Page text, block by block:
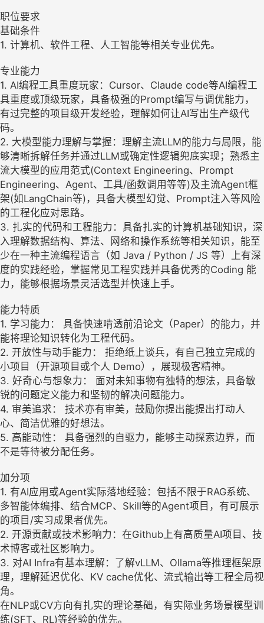
职位要求
基础条件
1. 计算机、软件工程、人工智能等相关专业优先。
专业能力
1. AI编程工具重度玩家：Cursor、Claude code等AI编程工
具重度或顶级玩家，具备极强的Prompt编写与调优能力，
有过完整的项目级开发经验，理解如何让AI写出生产级代
码。
2. 大模型能力理解与掌握：理解主流LLM的能力与局限，能
够清晰拆解任务并通过LLM或确定性逻辑兜底实现；熟悉主
流大模型的应用范式(Context Engineering、Prompt
Engineering、Agent、工具/函数调用等等)及主流Agent框
架(如LangChain等)，具备大模型幻觉、Prompt注入等风险
的工程化应对思路。
3. 扎实的代码和工程能力：具备扎实的计算机基础知识，深
入理解数据结构、算法、网络和操作系统等相关知识，能至
少在一种主流编程语言（如 Java / Python / JS 等）上有深
度的实践经验，掌握常见工程实践并具备优秀的Coding 能
力，能够根据场景灵活选型并快速上手。
能力特质
1. 学习能力： 具备快速啃透前沿论文（Paper）的能力，并
能将理论知识转化为工程代码。
2. 开放性与动手能力： 拒绝纸上谈兵，有自己独立完成的
小项目（开源项目或个人 Demo），展现极客精神。
3. 好奇心与想象力： 面对未知事物有独特的想法，具备敏
锐的问题定义能力和坚韧的解决问题能力。
4. 审美追求： 技术亦有审美，鼓励你提出能提出打动人
心、简洁优雅的好想法。
5. 高能动性： 具备强烈的自驱力，能够主动探索边界，而
不是等待被分配任务。
加分项
1. 有AI应用或Agent实际落地经验：包括不限于RAG系统、
多智能体编排、结合MCP、Skill等的Agent项目，有可展示
的项目/实习成果者优先。
2. 开源贡献或技术影响力：在Github上有高质量AI项目、技
术博客或社区影响力。
3. 对AI Infra有基本理解：了解vLLM、Ollama等推理框架原
理，理解延迟优化、KV cache优化、流式输出等工程全局视
角。
在NLP或CV方向有扎实的理论基础，有实际业务场景模型训
练(SFT、RL)等经验的优先。